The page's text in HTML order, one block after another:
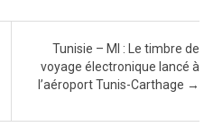
Tunisie – MI : Le timbre de
voyage électronique lancé à
l’aéroport Tunis-Carthage →